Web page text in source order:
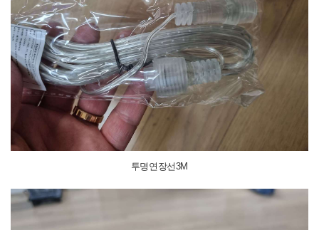
투명연장선3M